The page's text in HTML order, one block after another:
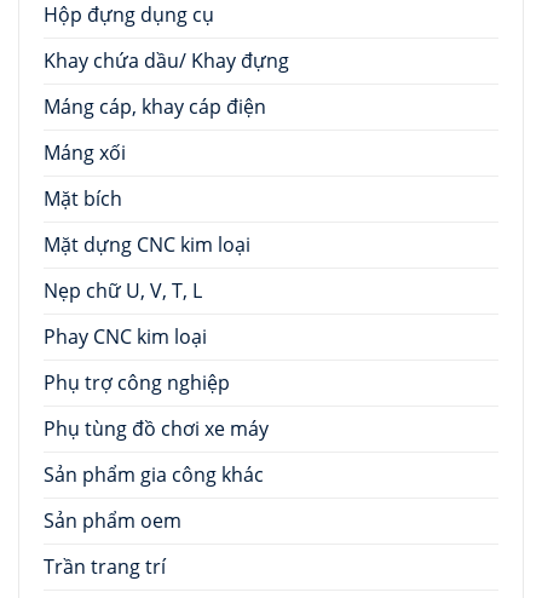
Hộp đựng dụng cụ
Khay chứa dầu/ Khay đựng
Máng cáp, khay cáp điện
Máng xối
Mặt bích
Mặt dựng CNC kim loại
Nẹp chữ U, V, T, L
Phay CNC kim loại
Phụ trợ công nghiệp
Phụ tùng đồ chơi xe máy
Sản phẩm gia công khác
Sản phẩm oem
Trần trang trí